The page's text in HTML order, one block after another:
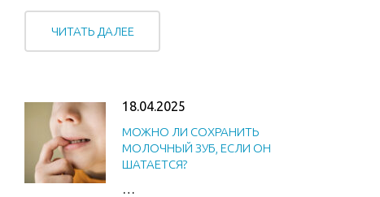
ЧИТАТЬ ДАЛЕЕ
18.04.2025
МОЖНО ЛИ СОХРАНИТЬ
МОЛОЧНЫЙ ЗУБ, ЕСЛИ ОН
ШАТАЕТСЯ?
…